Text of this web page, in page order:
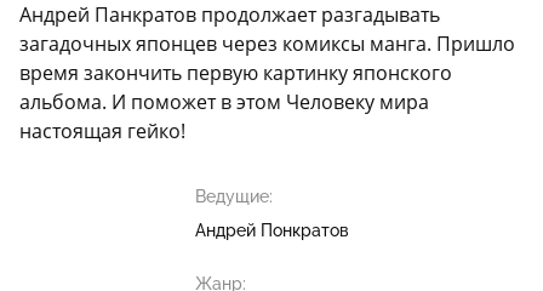
Андрей Панкратов продолжает разгадывать
загадочных японцев через комиксы манга. Пришло
время закончить первую картинку японского
альбома. И поможет в этом Человеку мира
настоящая гейко!
Ведущие:
Андрей Понкратов
Жанр: